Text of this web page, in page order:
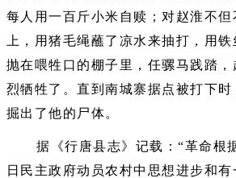
每人用一百斤小米自赎；对赵淮不但
上，用猪毛绳蘸了凉水来抽打，用铁
抛在喂牲口的棚子里，任骡马践踏
烈牺牲了。直到南城寨据点被打下时
掘出了他的尸体。
据《行唐县志》记载：“革命根
日民主政府动员农村中思想进步和